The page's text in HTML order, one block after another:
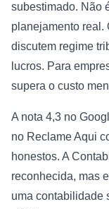
subestimado. Não
planejamento real.
discutem regime
lucros. Para
supera o custo
A nota 4,3 no
no Reclame Aqui
honestos. A
reconhecida, mas
uma contabilidade